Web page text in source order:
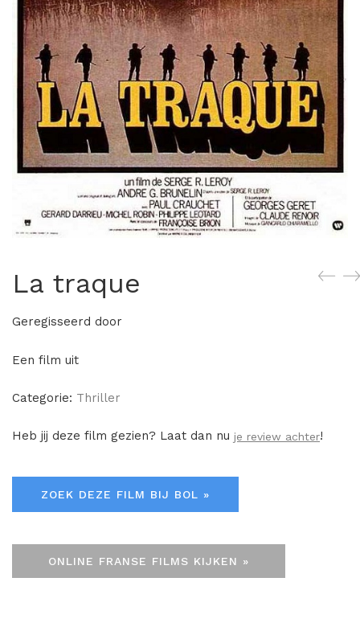
La traque
Geregisseerd door
Een film uit
Categorie: Thriller
Heb jij deze film gezien? Laat dan nu je review achter!
ZOEK DEZE FILM BIJ BOL »
ONLINE FRANSE FILMS KIJKEN »